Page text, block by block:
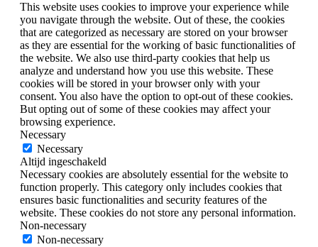
This website uses cookies to improve your experience while
you navigate through the website. Out of these, the cookies
that are categorized as necessary are stored on your browser
as they are essential for the working of basic functionalities of
the website. We also use third-party cookies that help us
analyze and understand how you use this website. These
cookies will be stored in your browser only with your
consent. You also have the option to opt-out of these cookies.
But opting out of some of these cookies may affect your
browsing experience.
Necessary
Necessary
Altijd ingeschakeld
Necessary cookies are absolutely essential for the website to
function properly. This category only includes cookies that
ensures basic functionalities and security features of the
website. These cookies do not store any personal information.
Non-necessary
Non-necessary